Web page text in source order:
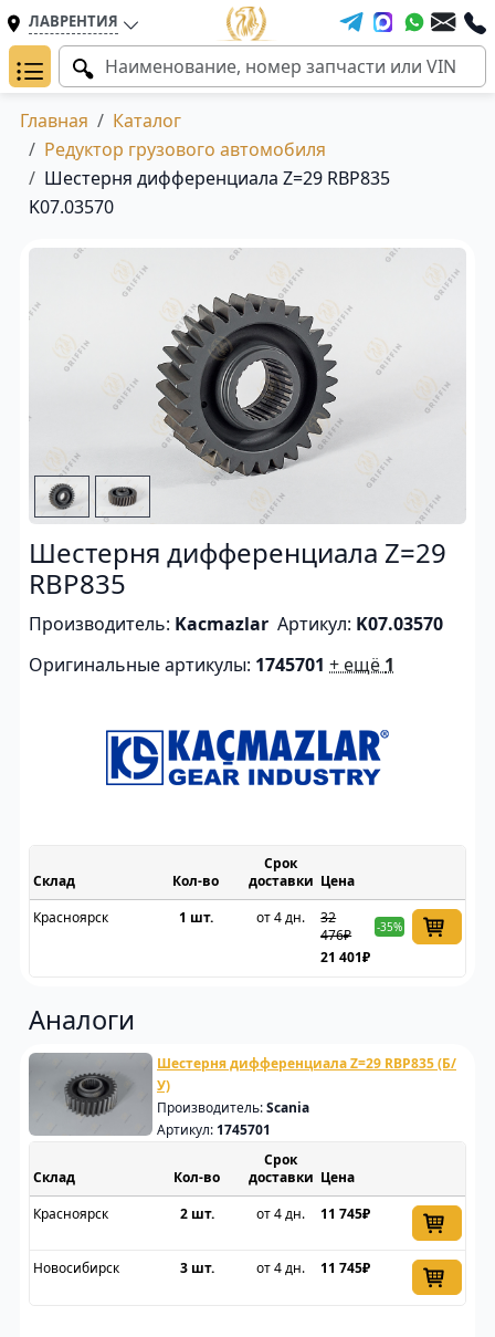
ЛАВРЕНТИЯ
Главная
Каталог
Редуктор грузового автомобиля
Шестерня дифференциала Z=29 RBP835
K07.03570
Шестерня дифференциала Z=29
RBP835
Производитель: Kacmazlar Артикул: K07.03570
Оригинальные артикулы: 1745701 + ещё 1
Склад
Срок
доставки Цена
Красноярск
1 шт. от 4 дн.
32
476₽
-35%
21 401₽
Аналоги
Шестерня дифференциала Z=29 RBP835 (Б/
У)
Производитель:Scania
Артикул: 1745701
Склад
Срок
доставки Цена
Красноярск
2 шт. от 4 дн. 11 745₽
Новосибирск 3 шт. от 4 дн. 11 745₽